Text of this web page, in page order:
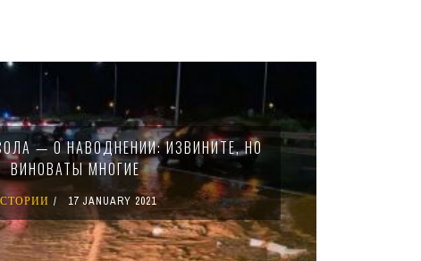
— О НАВОДНЕНИИ: ИЗВИНИТЕ, НО
ВИНОВАТЫ МНОГИЕ
17 JANUARY 2021